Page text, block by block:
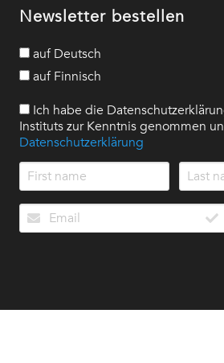
Newsletter bestellen
auf Deutsch
auf Finnisch
Ich habe die
Instituts zur Kenntnis genommen
Datenschutzerklärung